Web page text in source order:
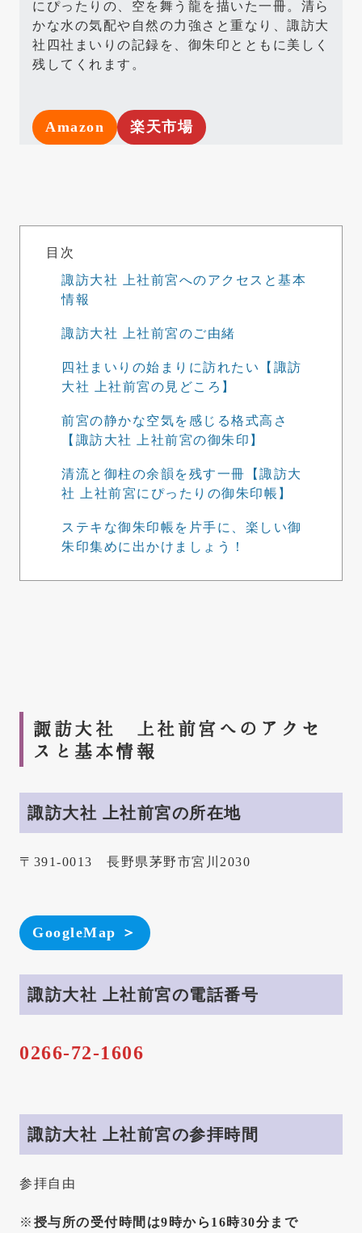
にぴったりの、空を舞う龍を描いた一冊。清ら
かな水の気配や自然の力強さと重なり、諏訪大
社四社まいりの記録を、御朱印とともに美しく
残してくれます。
Amazon 楽天市場
目次
諏訪大社 上社前宮へのアクセスと基本
情報
諏訪大社 上社前宮のご由緒
四社まいりの始まりに訪れたい【諏訪
大社 上社前宮の見どころ】
前宮の静かな空気を感じる格式高さ
【諏訪大社 上社前宮の御朱印】
清流と御柱の余韻を残す一冊【諏訪大
社 上社前宮にぴったりの御朱印帳】
ステキな御朱印帳を片手に、楽しい御
朱印集めに出かけましょう！
諏訪大社 上社前宮へのアクセ
スと基本情報
諏訪大社 上社前宮の所在地
〒391-0013 長野県茅野市宮川2030
GoogleMap ＞
諏訪大社 上社前宮の電話番号
0266-72-1606
諏訪大社 上社前宮の参拝時間
参拝自由
※ 授与所の受付時間は9時から16時30分まで